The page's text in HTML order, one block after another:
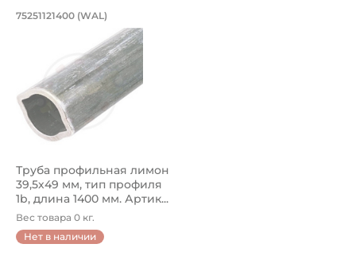
Труба профильная лимон 39,5х49 мм,
Труба профильная лимон 75251121400 Walterscheid,
75251121400 (WAL)
Труба профильная лимон
39,5х49 мм, тип профиля
1b, длина 1400 мм. Артик...
Вес товара 0 кг.
Нет в наличии